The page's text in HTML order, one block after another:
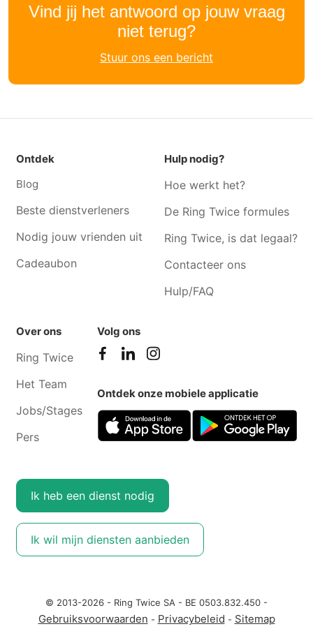
Kattenoppas Roksem
Kattenoppas Loppem
Kattenoppas Jabbeke
Kattenoppas Ruddervoorde
Kattenoppas Varsenare
Kattenoppas Oostkamp
Kattenoppas Sint-michiels
Kattenoppas Zande
Kattenoppas Zwevezele
Kattenoppas Hertsberge
Vind jij het antwoord op jouw vraag
niet terug?
Stuur ons een bericht
Ontdek
Blog
Beste dienstverleners
Nodig jouw vrienden uit
Cadeaubon
Hulp nodig?
Hoe werkt het?
De Ring Twice formules
Ring Twice, is dat legaal?
Contacteer ons
Hulp/FAQ
Over ons
Ring Twice
Het Team
Jobs/Stages
Pers
Volg ons
Ontdek onze mobiele applicatie
Ik heb een dienst nodig
Ik wil mijn diensten aanbieden
© 2013-2026 - Ring Twice SA - BE 0503.832.450 -
Gebruiksvoorwaarden - Privacybeleid - Sitemap